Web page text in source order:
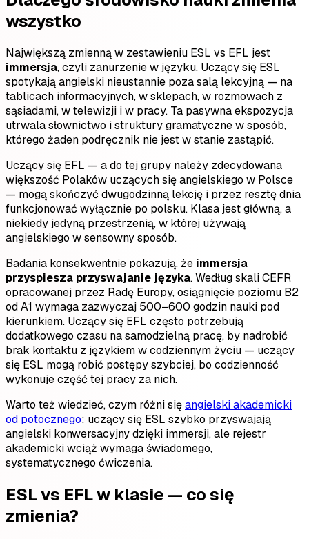
wszystko
Największą zmienną w zestawieniu ESL vs EFL jest
immersja, czyli zanurzenie w języku. Uczący się ESL
spotykają angielski nieustannie poza salą lekcyjną — na
tablicach informacyjnych, w sklepach, w rozmowach z
sąsiadami, w telewizji i w pracy. Ta pasywna ekspozycja
utrwala słownictwo i struktury gramatyczne w sposób,
którego żaden podręcznik nie jest w stanie zastąpić.
Uczący się EFL — a do tej grupy należy zdecydowana
większość Polaków uczących się angielskiego w Polsce
— mogą skończyć dwugodzinną lekcję i przez resztę dnia
funkcjonować wyłącznie po polsku. Klasa jest główną, a
niekiedy jedyną przestrzenią, w której używają
angielskiego w sensowny sposób.
Badania konsekwentnie pokazują, że immersja
przyspiesza przyswajanie języka. Według skali CEFR
opracowanej przez Radę Europy, osiągnięcie poziomu B2
od A1 wymaga zazwyczaj 500–600 godzin nauki pod
kierunkiem. Uczący się EFL często potrzebują
dodatkowego czasu na samodzielną pracę, by nadrobić
brak kontaktu z językiem w codziennym życiu — uczący
się ESL mogą robić postępy szybciej, bo codzienność
wykonuje część tej pracy za nich.
Warto też wiedzieć, czym różni sięangielski akademicki
od potocznego: uczący się ESL szybko przyswajają
angielski konwersacyjny dzięki immersji, ale rejestr
akademicki wciąż wymaga świadomego,
systematycznego ćwiczenia.
ESL vs EFL w klasie — co się
zmienia?